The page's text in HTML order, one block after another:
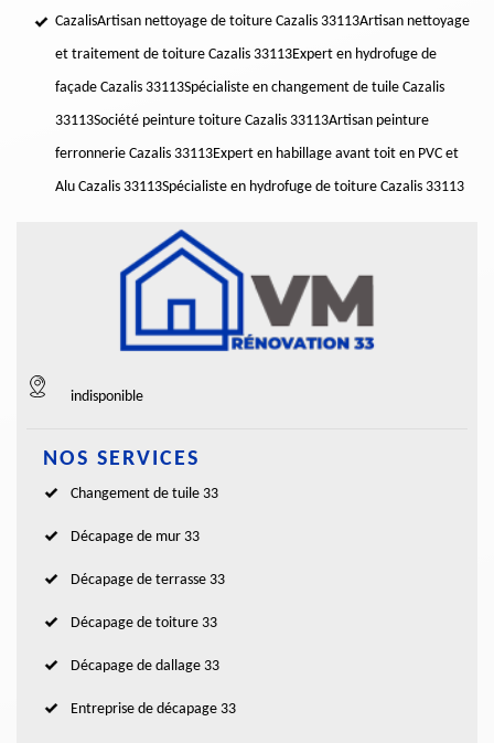
CazalisArtisan nettoyage de toiture Cazalis 33113Artisan nettoyage
et traitement de toiture Cazalis 33113Expert en hydrofuge de
façade Cazalis 33113Spécialiste en changement de tuile Cazalis
33113Société peinture toiture Cazalis 33113Artisan peinture
ferronnerie Cazalis 33113Expert en habillage avant toit en PVC et
Alu Cazalis 33113Spécialiste en hydrofuge de toiture Cazalis 33113
indisponible
NOS SERVICES
Changement de tuile 33
Décapage de mur 33
Décapage de terrasse 33
Décapage de toiture 33
Décapage de dallage 33
Entreprise de décapage 33